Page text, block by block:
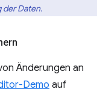
der Daten.
Änderungen an
Demo auf